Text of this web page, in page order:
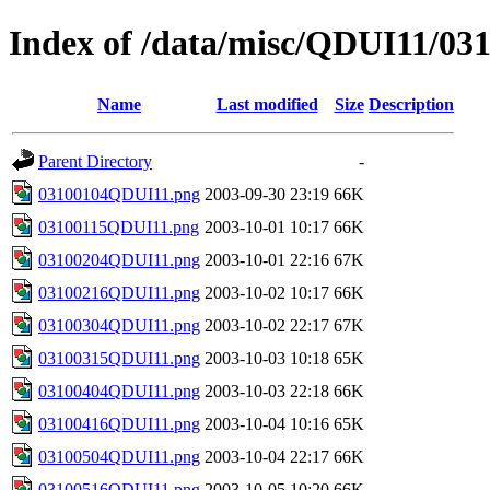
Index of /data/misc/QDUI11/
Name Last modified Size Description
Parent Directory
-
03100104QDUI11.png 2003-09-30 23:19 66K
03100115QDUI11.png 2003-10-01 10:17 66K
03100204QDUI11.png 2003-10-01 22:16 67K
03100216QDUI11.png 2003-10-02 10:17 66K
03100304QDUI11.png 2003-10-02 22:17 67K
03100315QDUI11.png 2003-10-03 10:18 65K
03100404QDUI11.png 2003-10-03 22:18 66K
03100416QDUI11.png 2003-10-04 10:16 65K
03100504QDUI11.png 2003-10-04 22:17 66K